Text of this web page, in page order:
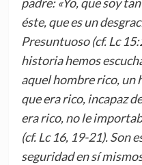
padre: «Yo, que soy
éste, que es un
Presuntuoso (cf. Lc
historia hemos
aquel hombre rico, un
que era rico, incapaz
era rico, no le
(cf. Lc 16, 19-21). Son
seguridad en sí